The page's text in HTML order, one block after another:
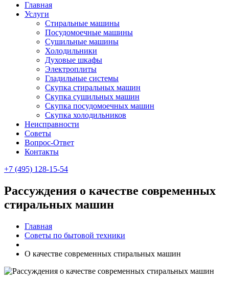
Главная
Услуги
Стиральные машины
Посудомоечные машины
Сушильные машины
Холодильники
Духовые шкафы
Электроплиты
Гладильные системы
Скупка стиральных машин
Скупка сушильных машин
Скупка посудомоечных машин
Скупка холодильников
Неисправности
Советы
Вопрос-Ответ
Контакты
+7 (495) 128-15-54
Рассуждения о качестве современных
стиральных машин
Главная
Советы по бытовой техники
О качестве современных стиральных машин